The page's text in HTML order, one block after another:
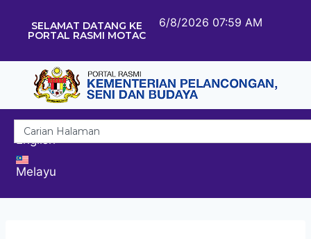
SELAMAT DATANG KE
PORTAL RASMI MOTAC
6/8/2026 07:59 AM
English
Melayu